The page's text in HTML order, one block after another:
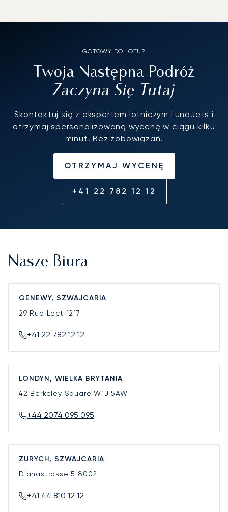
GOTOWY DO LOTU?
Twoja Następna Podróż
Zaczyna Się Tutaj
Skontaktuj się z ekspertem lotniczym LunaJets i
otrzymaj spersonalizowaną wycenę w ciągu kilku
minut. Bez zobowiązań.
OTRZYMAJ WYCENĘ
+41 22 782 12 12
Nasze Biura
GENEWY, SZWAJCARIA
29 Rue Lect 1217
+41 22 782 12 12
LONDYN, WIELKA BRYTANIA
42 Berkeley SquareW1J 5AW
+44 2074 095 095
ZURYCH, SZWAJCARIA
Dianastrasse 5 8002
+41 44 810 12 12